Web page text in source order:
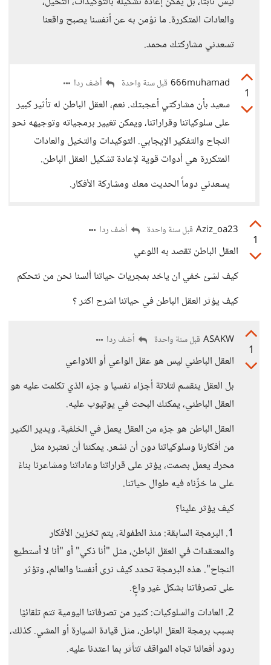
والعادات المتكررة. ما نؤمن به عن أنفسنا يصبح واقعنا
تسعدني مشاركتك محمد.
1
666muhamad قبل سنة واحدة أضف ردا
سعيد بأن مشاركتي أعجبتك. نعم، العقل الباطن له تأثير كبير
على سلوكياتنا وقراراتنا، ويمكن تغيير برمجياته وتوجيهه نحو
النجاح والتفكير الإيجابي. التوكيدات والتخيل والعادات
المتكررة هي أدوات قوية لإعادة تشكيل العقل الباطن.
يسعدني دوماً الحديث معك ومشاركة الأفكار.
1
Aziz_oa23 قبل سنة واحدة أضف ردا
العقل الباطن تقصد به اللوعي
كيف لشئ خفي ان ياخد بمجريات حياتنا ألسنا نحن من نتحكم
كيف يؤثر العقل الباطن في حياتنا اشرح اكثر ؟
1
ASAKW قبل سنة واحدة أضف ردا
العقل الباطني ليس هو عقل الواعي أو اللاواعي
بل العقل ينقسم لتلاتة أجزاء نفسيا و جزء الذي تكلمت عليه هو
العقل الباطني، يمكنك البحث في يوتيوب عليه.
العقل الباطن هو جزء من العقل يعمل في الخلفية، ويدير الكثير
من أفكارنا وسلوكياتنا دون أن نشعر. يمكننا أن نعتبره مثل
محرك يعمل بصمت، يؤثر على قراراتنا وعاداتنا ومشاعرنا بناءً
على ما خزّناه فيه طوال حياتنا.
كيف يؤثر علينا؟
1. البرمجة السابقة: منذ الطفولة، يتم تخزين الأفكار
والمعتقدات في العقل الباطن، مثل "أنا ذكي" أو "أنا لا أستطيع
النجاح". هذه البرمجة تحدد كيف نرى أنفسنا والعالم، وتؤثر
على تصرفاتنا بشكل غير واعٍ.
2. العادات والسلوكيات: كثير من تصرفاتنا اليومية تتم تلقائيًا
بسبب برمجة العقل الباطن، مثل قيادة السيارة أو المشي. كذلك،
ردود أفعالنا تجاه المواقف تتأثر بما اعتدنا عليه.